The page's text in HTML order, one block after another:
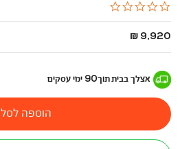
החל
9,920 ₪
אצלך בביתתוך90 ימי עסקים
הוספה לסל